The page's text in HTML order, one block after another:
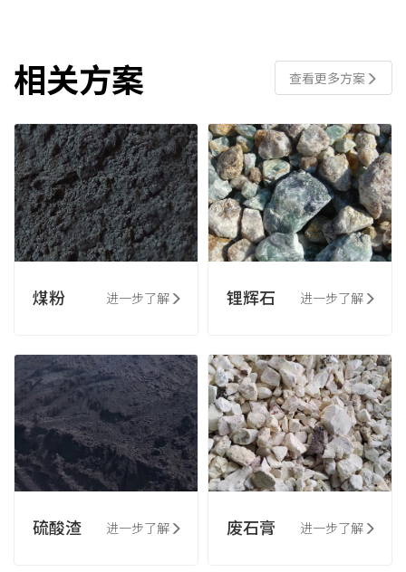
相关方案 查看更多方案
煤粉 进一步了解 锂辉石 进一步了解
硫酸渣 进一步了解 废石膏 进一步了解